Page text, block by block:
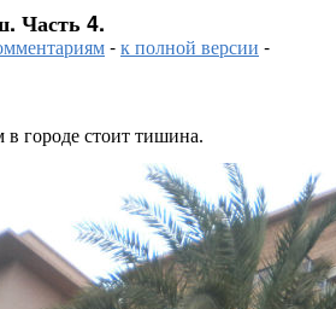
Часть 4.
-к полной версии -
городе стоит тишина.